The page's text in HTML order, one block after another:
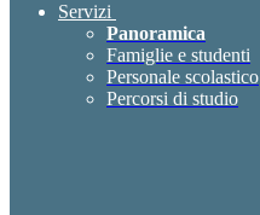
Servizi
Panoramica
Famiglie e studenti
Personale scolastico
Percorsi di studio